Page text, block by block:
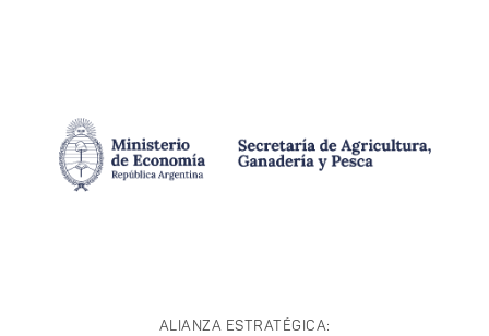
ALIANZA ESTRATÉGICA: